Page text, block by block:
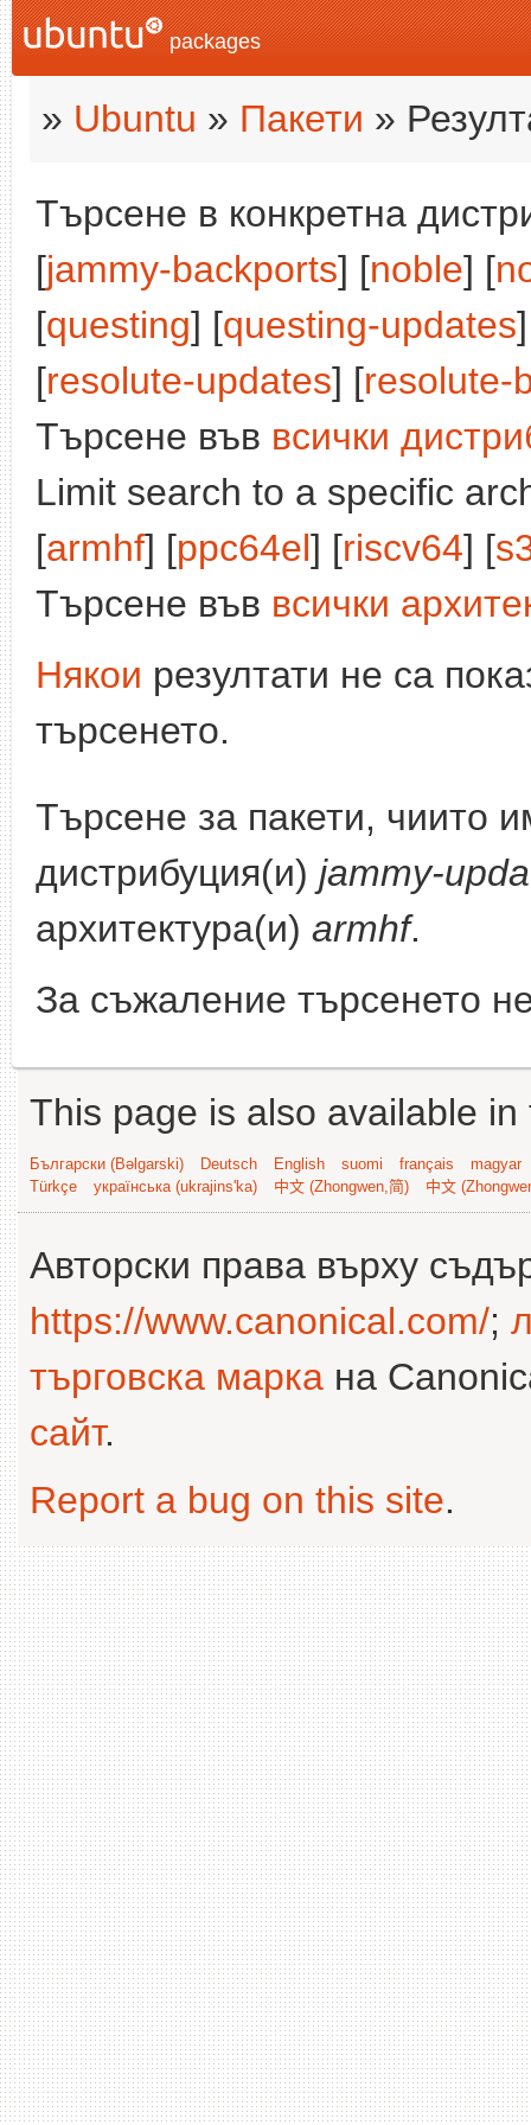
packages
» Ubuntu » Пакети »
Търсене в конкретна
[jammy-backports] [noble] [
[questing] [questing-updates
[resolute-updates] [resolute-
Търсене във всички
Limit search to a specific
[armhf] [ppc64el] [riscv64] [
Търсене във всички
Някои резултати не са
търсенето.
Търсене за пакети, чиито
дистрибуция(и) jammy-
архитектура(и) armhf.
За съжаление търсенето
This page is also available
Български (Bəlgarski) Deutsch English suomi français
magyar
Türkçe
українська (ukrajins'ka) 中文 (Zhongwen,简) 中文
Авторски права върху
https://www.canonical.com/;
търговска марка на
сайт.
Report a bug on this site.